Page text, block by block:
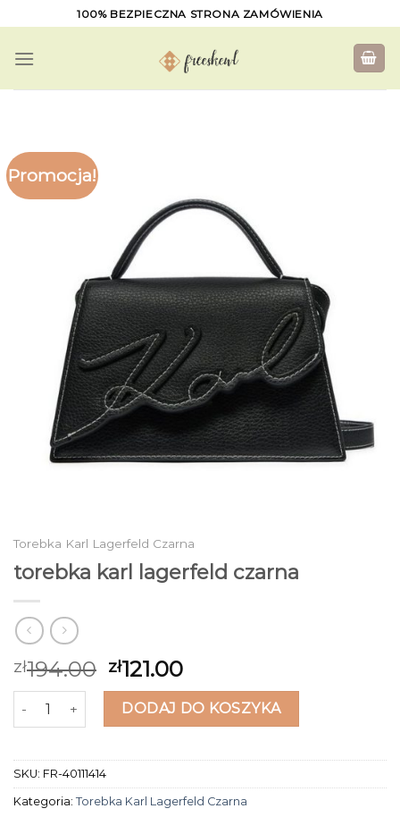
to
content
100% BEZPIECZNA STRONA ZAMÓWIENIA
Promocja!
Torebka Karl Lagerfeld Czarna
torebka karl lagerfeld czarna
zł194.00 zł121.00
ilość torebka karl lagerfeld czarna
DODAJ DO KOSZYKA
SKU: FR-40111414
Kategoria: Torebka Karl Lagerfeld Czarna